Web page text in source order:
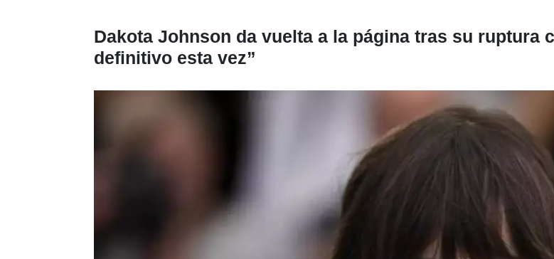
Dakota Johnson da vuelta a la página tras su ruptura
definitivo esta vez”